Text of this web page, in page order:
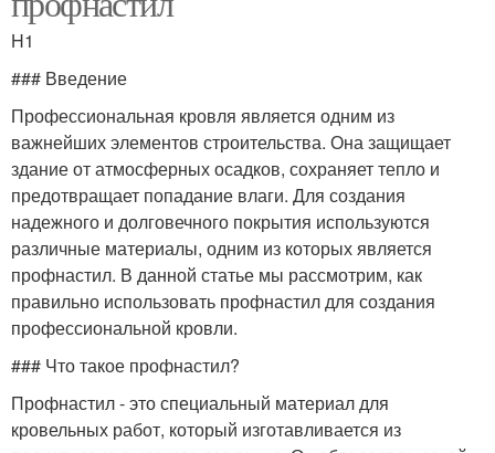
H1
### Введение
Профессиональная кровля является одним из
важнейших элементов строительства. Она защищает
здание от атмосферных осадков, сохраняет тепло и
предотвращает попадание влаги. Для создания
надежного и долговечного покрытия используются
различные материалы, одним из которых является
профнастил. В данной статье мы рассмотрим, как
правильно использовать профнастил для создания
профессиональной кровли.
### Что такое профнастил?
Профнастил - это специальный материал для
кровельных работ, который изготавливается из